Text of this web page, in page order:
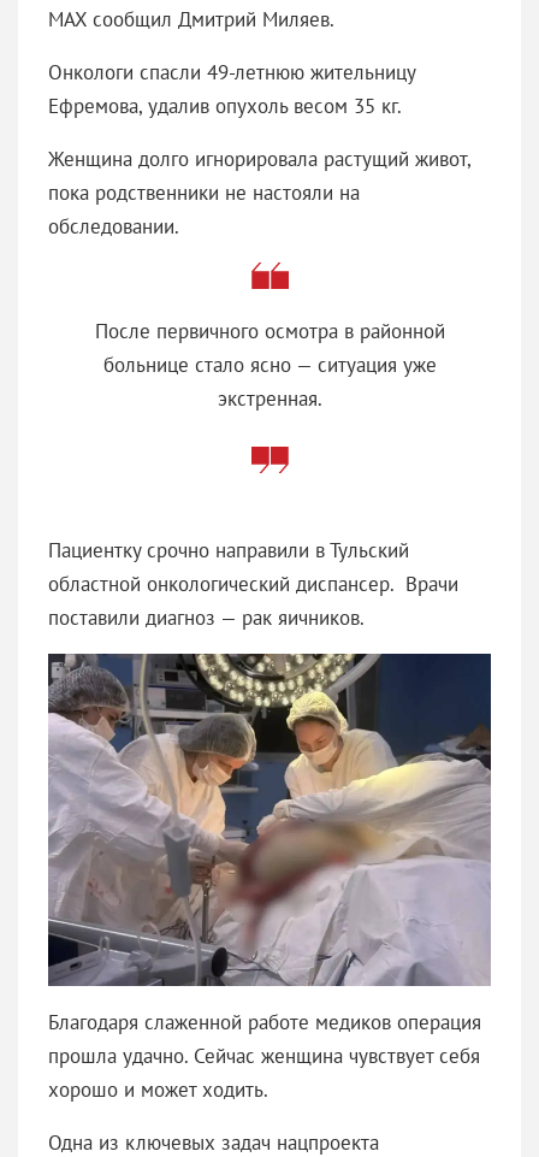
MAX сообщил Дмитрий Миляев.
Онкологи спасли 49-летнюю жительницу
Ефремова, удалив опухоль весом 35 кг.
Женщина долго игнорировала растущий живот,
пока родственники не настояли на
обследовании.
После первичного осмотра в районной
больнице стало ясно — ситуация уже
экстренная.
Пациентку срочно направили в Тульский
областной онкологический диспансер. Врачи
поставили диагноз — рак яичников.
Благодаря слаженной работе медиков операция
прошла удачно. Сейчас женщина чувствует себя
хорошо и может ходить.
Одна из ключевых задач нацпроекта